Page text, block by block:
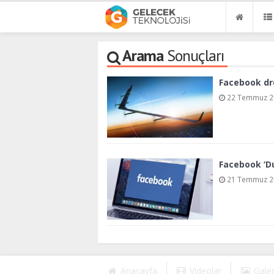
AramaSonuçları
Facebook
22 Temmuz
Facebook
21 Temmuz
Anasayfa Videolar